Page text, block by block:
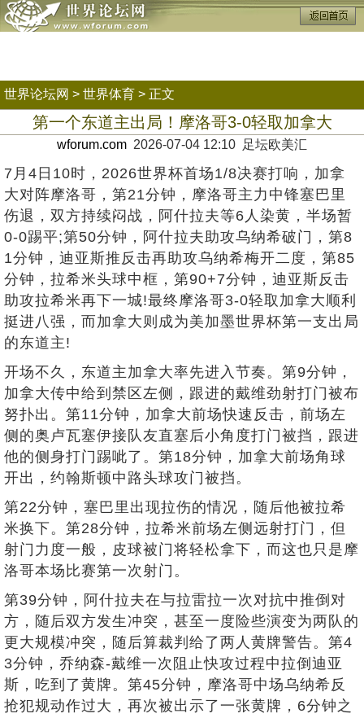
世界论坛网 > 世界体育 > 正文
第一个东道主出局！摩洛哥3-0轻取加拿大
wforum.com 2026-07-04 12:10 足坛欧美汇
7月4日10时，2026世界杯首场1/8决赛打响，加拿
大对阵摩洛哥，第21分钟，摩洛哥主力中锋塞巴里
伤退，双方持续闷战，阿什拉夫等6人染黄，半场暂
0-0踢平;第50分钟，阿什拉夫助攻乌纳希破门，第8
1分钟，迪亚斯推反击再助攻乌纳希梅开二度，第85
分钟，拉希米头球中框，第90+7分钟，迪亚斯反击
助攻拉希米再下一城!最终摩洛哥3-0轻取加拿大顺利
挺进八强，而加拿大则成为美加墨世界杯第一支出局
的东道主!
开场不久，东道主加拿大率先进入节奏。第9分钟，
加拿大传中给到禁区左侧，跟进的戴维劲射打门被布
努扑出。第11分钟，加拿大前场快速反击，前场左
侧的奥卢瓦塞伊接队友直塞后小角度打门被挡，跟进
他的侧身打门踢呲了。第18分钟，加拿大前场角球
开出，约翰斯顿中路头球攻门被挡。
第22分钟，塞巴里出现拉伤的情况，随后他被拉希
米换下。第28分钟，拉希米前场左侧远射打门，但
射门力度一般，皮球被门将轻松拿下，而这也只是摩
洛哥本场比赛第一次射门。
第39分钟，阿什拉夫在与拉雷拉一次对抗中推倒对
方，随后双方发生冲突，甚至一度险些演变为两队的
更大规模冲突，随后算裁判给了两人黄牌警告。第4
3分钟，乔纳森-戴维一次阻止快攻过程中拉倒迪亚
斯，吃到了黄牌。第45分钟，摩洛哥中场乌纳希反
抢犯规动作过大，再次被出示了一张黄牌，6分钟之